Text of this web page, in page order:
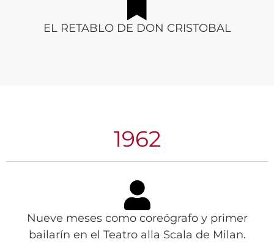
EL RETABLO DE DON CRISTOBAL
1962
Nueve meses como coreógrafo y primer
bailarín en el Teatro alla Scala de Milan.